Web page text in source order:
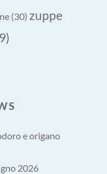
(30) zuppe
e origano
2026